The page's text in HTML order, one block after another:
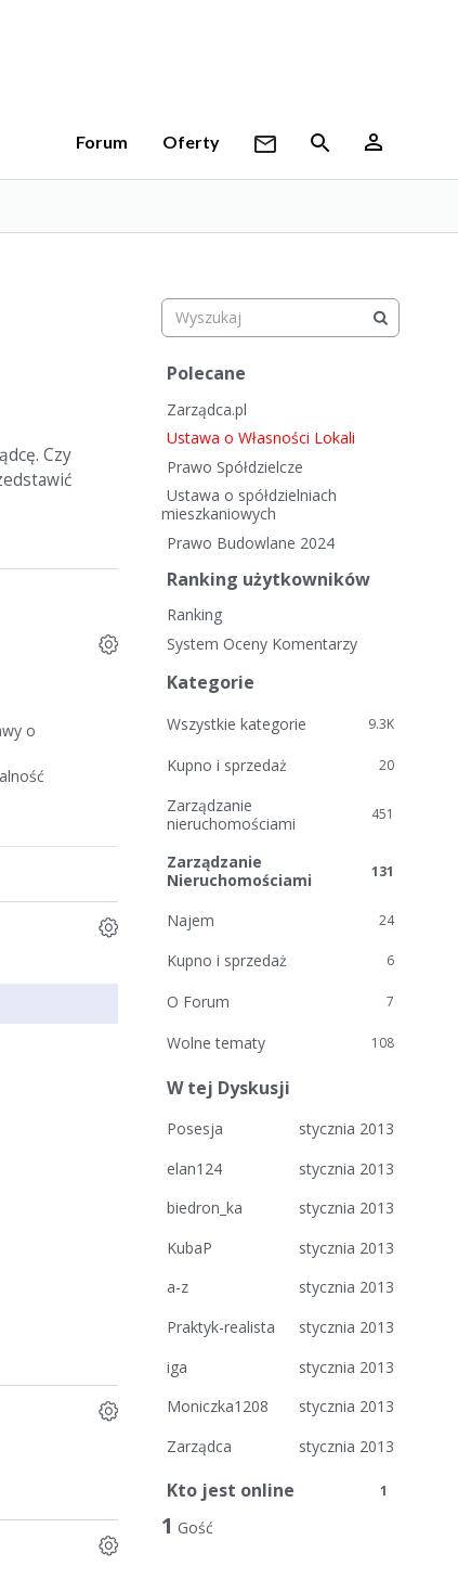
Forum Oferty
Czy
o
S
y
b
k
e
n
k
Polecane
Zarządca.pl
Ustawa o Własności Lokali
Prawo Spółdzielcze
Ustawa o spółdzielniach
mieszkaniowych
Prawo Budowlane 2024
Ranking użytkowników
Ranking
System Oceny Komentarzy
Kategorie
9.3K
Wszystkie kategorie
20
Kupno i sprzedaż
451
Zarządzanie
nieruchomościami
131
Zarządzanie
Nieruchomościami
24
Najem
6
Kupno i sprzedaż
7
O Forum
108
Wolne tematy
W tej Dyskusji
stycznia 2013
Posesja
stycznia 2013
elan124
stycznia 2013
biedron_ka
stycznia 2013
KubaP
stycznia 2013
a-z
stycznia 2013
Praktyk-realista
stycznia 2013
iga
stycznia 2013
Moniczka1208
stycznia 2013
Zarządca
Kto jest online 1
1 Gość